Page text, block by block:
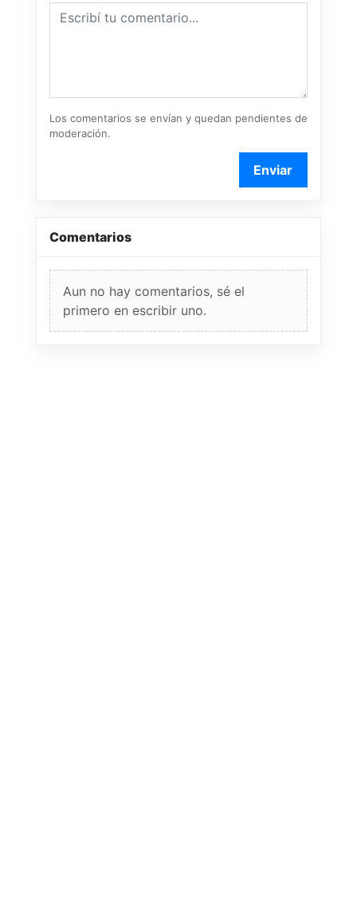
Los comentarios se envían y quedan pendientes de
moderación.
Enviar
Comentarios
Aun no hay comentarios, sé el
primero en escribir uno.